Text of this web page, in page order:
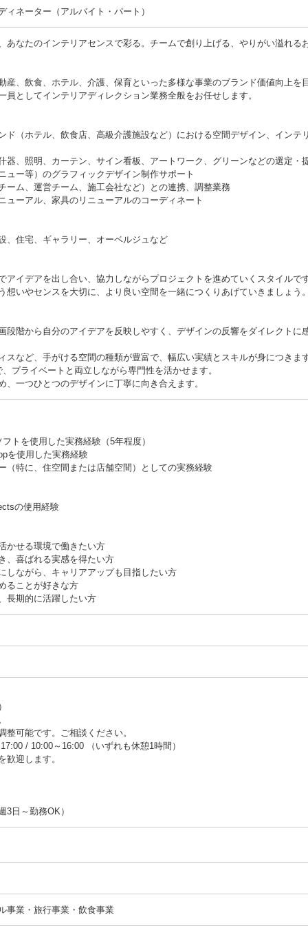
ィネーター（アルバイト・パート）
あなたのインテリアセンスで彩る。チームで創り上げる、やりがい溢れる
産、飲食、ホテル、介護、保育といった多様な事業のブランド価値向上を
員としてインテリアディレクション業務全般をお任せします。
ド（ホテル、飲食店、高級介護施設など）における空間デザイン、インテ
器、照明、カーテン、サイン看板、アートワーク、グリーンなどの選定・
ュー等）のグラフィックデザイン制作サポート
ーム、運営チーム、施工会社など）との連携、調整業務
ューアル、家具のリニューアルのコーディネート
、住宅、ギャラリー、オーベルジュなど
アイデアを出し合い、協力しながらプロジェクトを進めていくスタイルで
想いやセンスを大切に、より良い空間を一緒につくりあげていきましょう。
段階から自分のアイデアを反映しやすく、デザインの反響をダイレクトに
スなど、手がける空間の種類が豊富で、幅広い実績とスキルが身につきます
プライベートと両立しながら専門性を活かせます。
、一つひとつのデザインに丁寧に向き合えます。
トを使用した実務経験（5年程度）
を使用した実務経験
（特に、住空間または店舗空間）としての実務経験
の使用経験
かせる環境で働きたい方
、喜ばれる実感を得たい方
しながら、キャリアアップも目指したい方
ることが好きな方
長期的に活躍したい方
可能です。ご相談ください。
/ 10:00～16:00 （いずれも休憩1時間）
歓迎します。
3日～勤務OK）
事業・旅行事業・飲食事業